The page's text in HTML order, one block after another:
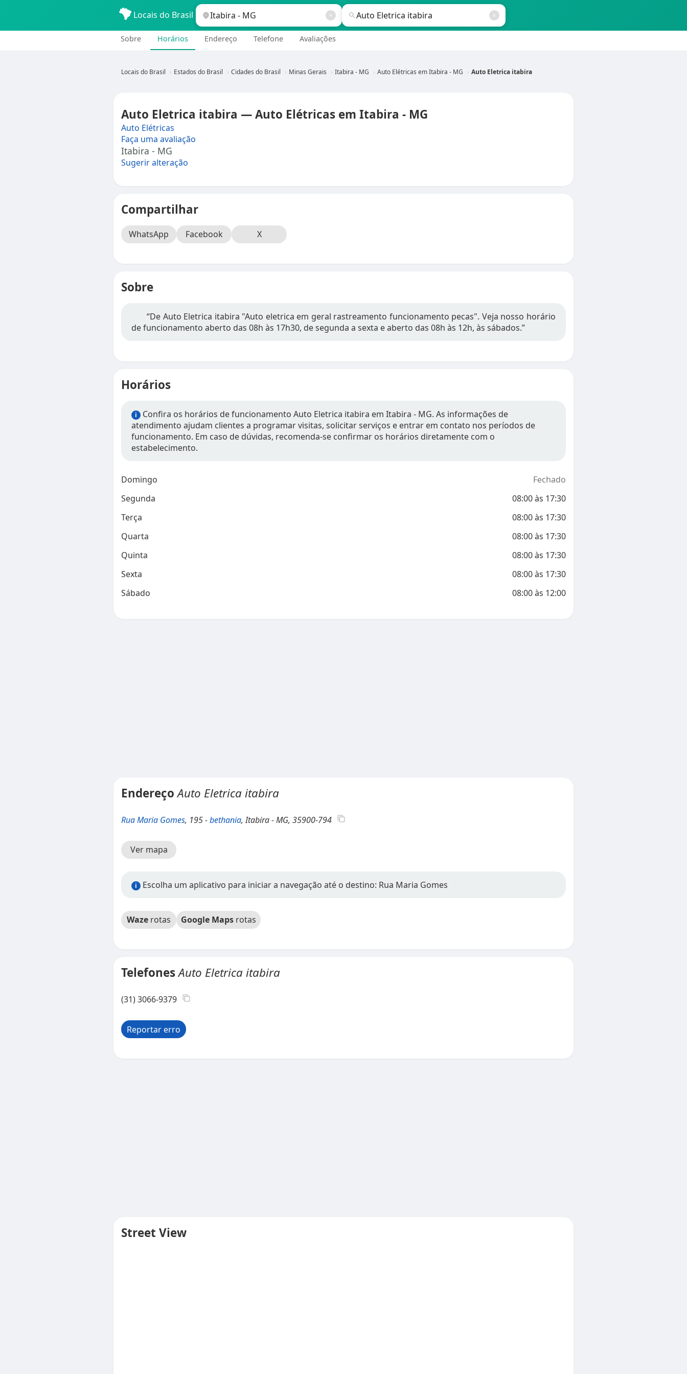
Locais do Brasil
Sobre Horários Endereço Telefone Avaliações
Locais do Brasil Estados do Brasil Cidades do Brasil Minas Gerais Itabira - MG Auto Elétricas em Itabira - MG Auto Eletrica itabira
Auto Eletrica itabira — Auto Elétricas em Itabira - MG
Auto Elétricas
Faça uma avaliação
Itabira - MG
Sugerir alteração
Compartilhar
WhatsApp Facebook X
Sobre
“De Auto Eletrica itabira "Auto eletrica em geral rastreamento funcionamento pecas". Veja nosso horário
de funcionamento aberto das 08h às 17h30, de segunda a sexta e aberto das 08h às 12h, às sábados.”
Horários
i
Confira os horários de funcionamento Auto Eletrica itabira em Itabira - MG. As informações de
atendimento ajudam clientes a programar visitas, solicitar serviços e entrar em contato nos períodos de
funcionamento. Em caso de dúvidas, recomenda-se confirmar os horários diretamente com o
estabelecimento.
Domingo
Fechado
Segunda
08:00às 17:30
Terça
08:00às 17:30
Quarta
08:00às 17:30
Quinta
08:00às 17:30
Sexta
08:00às 17:30
Sábado
08:00às 12:00
EndereçoAuto Eletrica itabira
Rua Maria Gomes, 195 -bethania, Itabira - MG, 35900-794
Ver mapa
i Escolha um aplicativo para iniciar a navegação até o destino: Rua Maria Gomes
Waze rotas Google Maps rotas
TelefonesAuto Eletrica itabira
(31) 3066-9379
Reportar erro
Street View